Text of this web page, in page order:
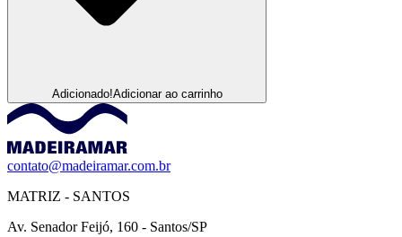
Adicionado!Adicionar ao carrinho
contato@madeiramar.com.br
MATRIZ - SANTOS
Av. Senador Feijó, 160 - Santos/SP